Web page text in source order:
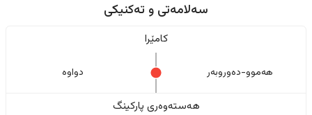
سەلامەتی و تەکنیکی
کامێرا
هەموو-دەوروبەر دواوە
هەستەوەری پارکینگ